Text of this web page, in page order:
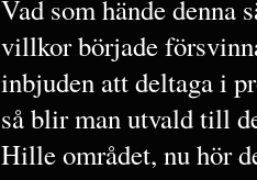
Vad som hände denna
villkor började
inbjuden att deltaga i
så blir man utvald till
Hille området, nu hör